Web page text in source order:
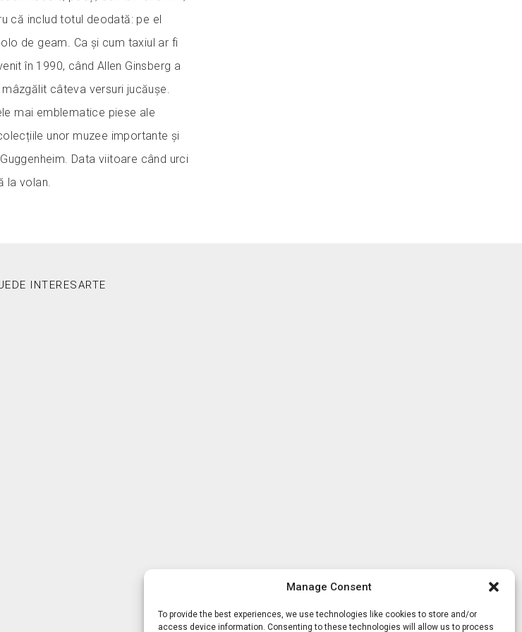
Manage Consent
To provide the best experiences, we use technologies like cookies to store and/or
access device information. Consenting to these technologies will allow us to process
că includ totul deodată: pe el
de geam. Ca și cum taxiul ar fi
în 1990, când Allen Ginsberg a
câteva versuri jucăușe.
mai emblematice piese ale
unor muzee importante și
Data viitoare când urci
la volan.
INTERESARTE